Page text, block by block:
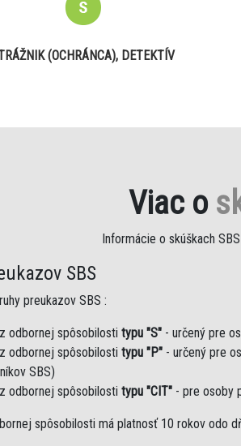
(OCHRÁNCA), DETEKTÍV
Viac o
Informácie o skúškach
SBS
preukazov SBS :
odbornej spôsobilosti typu "S" - určený pre
odbornej spôsobilosti typu "P" - určený pre
SBS)
odbornej spôsobilosti typu "CIT" - pre osoby
spôsobilosti má platnosť 10 rokov odo